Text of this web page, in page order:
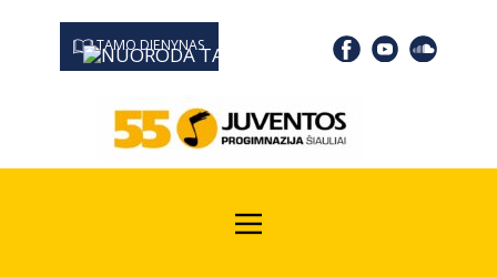
TAMO DIENYNAS
0667 19366